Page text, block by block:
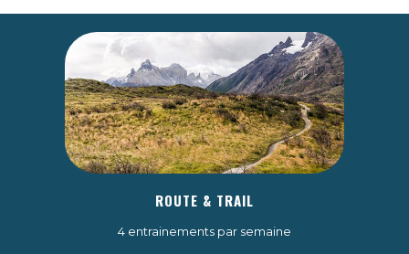
ROUTE & TRAIL
4 entrainements par semaine